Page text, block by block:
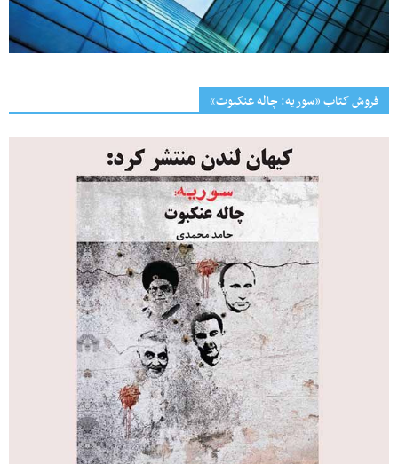
فروش کتاب «سوریه: چاله عنکبوت»